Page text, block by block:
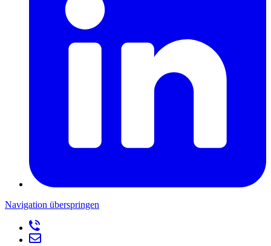
Navigation überspringen